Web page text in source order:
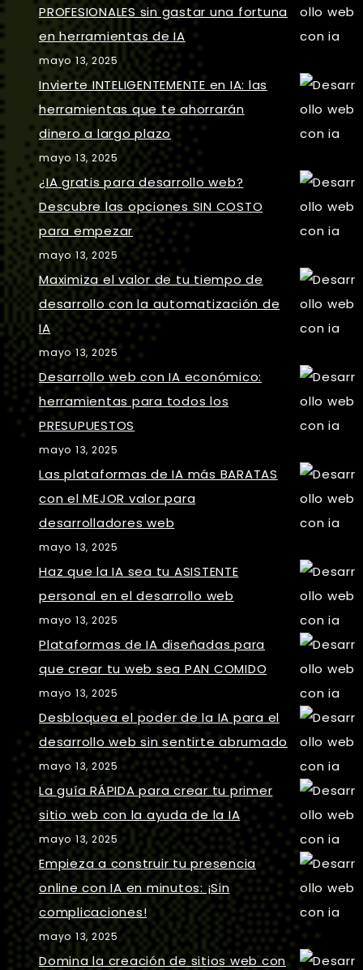
PROFESIONALES sin gastar una fortuna
en herramientas de IA
mayo 13, 2025
Invierte INTELIGENTEMENTE en IA: las
herramientas que te ahorrarán
dinero a largo plazo
mayo 13, 2025
¿IA gratis para desarrollo web?
Descubre las opciones SIN COSTO
para empezar
mayo 13, 2025
Maximiza el valor de tu tiempo de
desarrollo con la automatización de
IA
mayo 13, 2025
Desarrollo web con IA económico:
herramientas para todos los
PRESUPUESTOS
mayo 13, 2025
Las plataformas de IA más BARATAS
con el MEJOR valor para
desarrolladores web
mayo 13, 2025
Haz que la IA sea tu ASISTENTE
personal en el desarrollo web
mayo 13, 2025
Plataformas de IA diseñadas para
que crear tu web sea PAN COMIDO
mayo 13, 2025
Desbloquea el poder de la IA para el
desarrollo web sin sentirte abrumado
mayo 13, 2025
La guía RÁPIDA para crear tu primer
sitio web con la ayuda de la IA
mayo 13, 2025
Empieza a construir tu presencia
online con IA en minutos: ¡Sin
complicaciones!
mayo 13, 2025
Domina la creación de sitios web con